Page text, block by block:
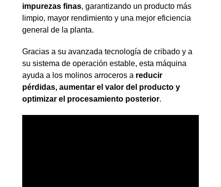
impurezas finas, garantizando un producto más
limpio, mayor rendimiento y una mejor eficiencia
general de la planta.
Gracias a su avanzada tecnología de cribado y a
su sistema de operación estable, esta máquina
ayuda a los molinos arroceros a reducir
pérdidas, aumentar el valor del producto y
optimizar el procesamiento posterior.